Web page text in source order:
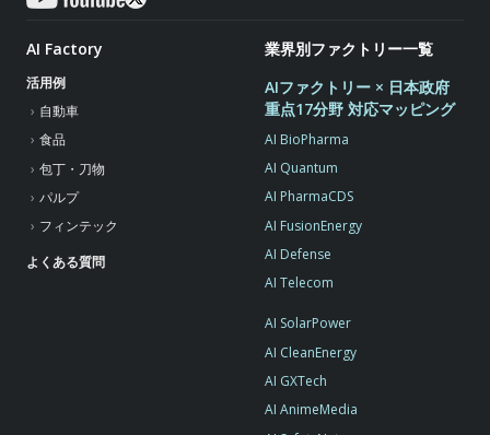
AI Factory
活用例
自動車
食品
包丁・刀物
パルプ
フィンテック
よくある質問
業界別ファクトリー一覧
AIファクトリー × 日本政府
重点17分野 対応マッピング
AI BioPharma
AI Quantum
AI PharmaCDS
AI FusionEnergy
AI Defense
AI Telecom
AI SolarPower
AI CleanEnergy
AI GXTech
AI AnimeMedia